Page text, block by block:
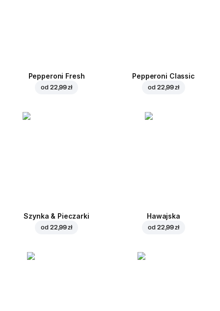
Pepperoni Fresh
od 22,99 zł
Pepperoni Classic
od 22,99 zł
Szynka & Pieczarki
od 22,99 zł
Hawajska
od 22,99 zł